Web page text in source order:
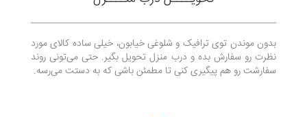
بدون موندن توی ترافیک و شلوغی خیابون، خیلی ساده کالای مورد
نظرت رو سفارش بده و درب منزل تحویل بگیر. حتی می‌تونی روند
سفارشت رو هم پیگیری کنی تا مطمئن باشی که به دستت می‌رسه.